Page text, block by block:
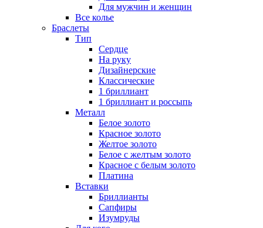
Для мужчин и женщин
Все колье
Браслеты
Тип
Сердце
На руку
Дизайнерские
Классические
1 бриллиант
1 бриллиант и россыпь
Металл
Белое золото
Красное золото
Желтое золото
Белое с желтым золото
Красное с белым золото
Платина
Вставки
Бриллианты
Сапфиры
Изумруды